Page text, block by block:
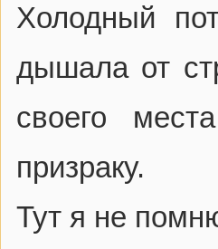
Холодный
дышала от
своего
призраку.
Тут я не